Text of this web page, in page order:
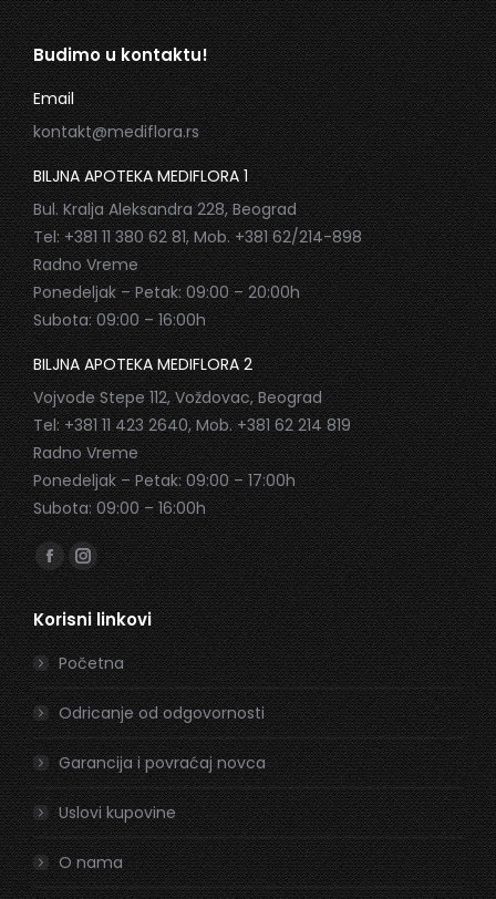
Budimo u kontaktu!
Email
kontakt@mediflora.rs
BILJNA APOTEKA MEDIFLORA 1
Bul. Kralja Aleksandra 228, Beograd
Tel: +381 11 380 62 81, Mob. +381 62/214-898
Radno Vreme
Ponedeljak – Petak: 09:00 – 20:00h
Subota: 09:00 – 16:00h
BILJNA APOTEKA MEDIFLORA 2
Vojvode Stepe 112, Voždovac, Beograd
Tel: +381 11 423 2640, Mob. +381 62 214 819
Radno Vreme
Ponedeljak – Petak: 09:00 – 17:00h
Subota: 09:00 – 16:00h
Find us on:
Facebook
page
opens
in
new
window
Instagram
page
opens
in
new
window
Korisni linkovi
Početna
Odricanje od odgovornosti
Garancija i povraćaj novca
Uslovi kupovine
O nama